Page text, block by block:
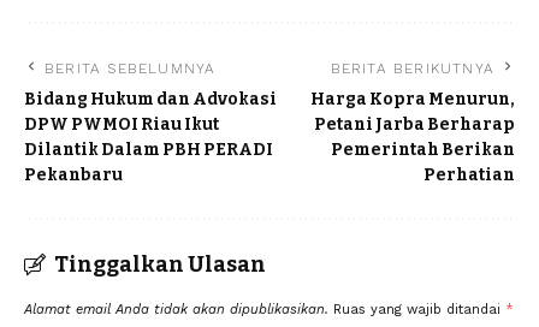
BERITA SEBELUMNYA
Bidang Hukum dan Advokasi
DPW PWMOI Riau Ikut
Dilantik Dalam PBH PERADI
Pekanbaru
BERITA BERIKUTNYA
Harga Kopra Menurun,
Petani Jarba Berharap
Pemerintah Berikan
Perhatian
Tinggalkan Ulasan
Alamat email Anda tidak akan dipublikasikan. Ruas yang wajib ditandai *